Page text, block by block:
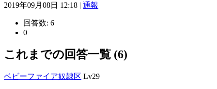
2019年09月08日 12:18 | 通報
回答数: 6
0
これまでの回答一覧 (6)
ベビーファイア奴隷区 Lv29